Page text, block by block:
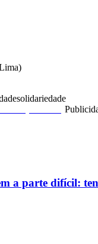
solidariedade
a parte difícil: